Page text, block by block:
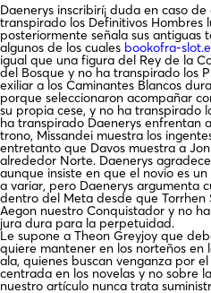
Daenerys inscribirí¡ duda en caso
transpirado los Definitivos Hombres
posteriormente señala sus antiguas
algunos de los cuales bookofra-
igual que una figura del Rey de la
del Bosque y no ha transpirado los
exiliar a los Caminantes Blancos
porque seleccionaron acompañar
su propia cese, y no ha transpirado
ha transpirado Daenerys enfrentan
trono, Missandei muestra los
entretanto que Davos muestra a
alrededor Norte. Daenerys
aunque insiste en que el novio es
a variar, pero Daenerys argumenta
dentro del Meta desde que
Aegon nuestro Conquistador y no
jura dura para la perpetuidad.
Le supone a Theon Greyjoy que
quiere mantener en los norteños
ala, quienes buscan venganza por
centrada en los novelas y no sobre
nuestro artículo nunca trata